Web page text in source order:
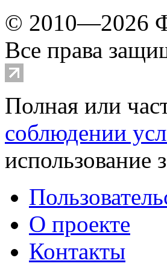
© 2010—2026
Все права
Полная или
соблюдении
использование
О проекте
Контакты